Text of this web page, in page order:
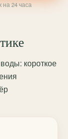
на 24 часа
короткое